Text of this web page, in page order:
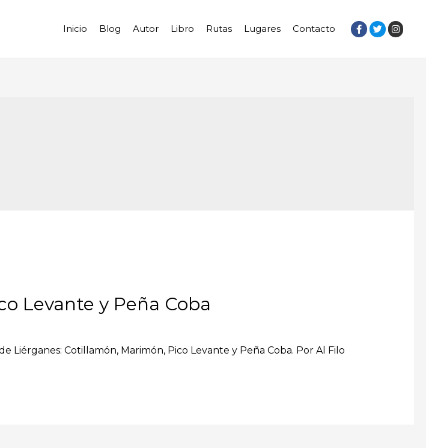
Inicio Blog Autor Libro Rutas Lugares Contacto
Levante y Peña Coba
Liérganes: Cotillamón, Marimón, Pico Levante y Peña Coba. Por Al Filo